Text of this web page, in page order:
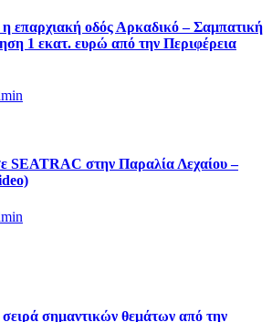
η επαρχιακή οδός Αρκαδικό – Σαμπατική
1 εκατ. ευρώ από την Περιφέρεια
SEATRAC στην Παραλία Λεχαίου –
σημαντικών θεμάτων από την